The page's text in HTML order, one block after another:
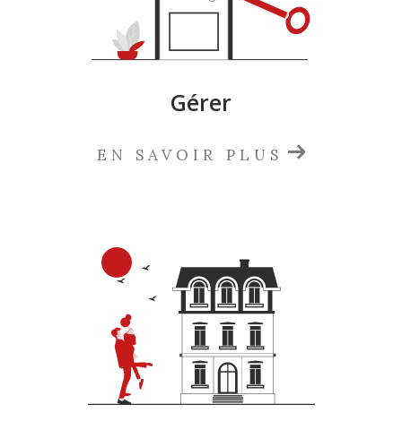
Gérer
EN SAVOIR PLUS